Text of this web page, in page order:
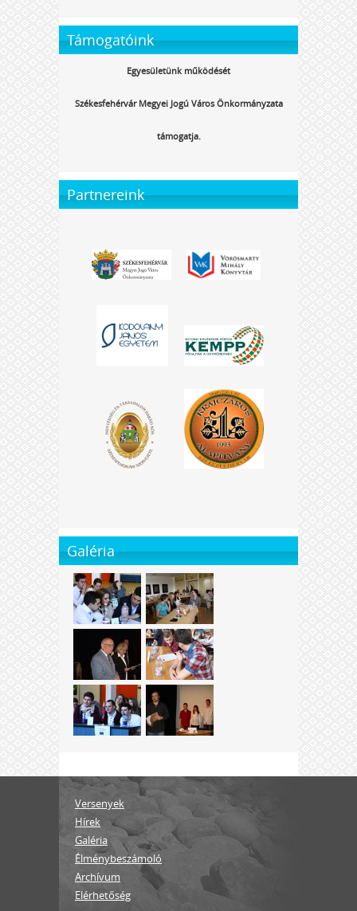
Támogatóink
Egyesületünk működését
Székesfehérvár Megyei Jogú Város Önkormányzata
támogatja.
Partnereink
Galéria
Versenyek
Hírek
Galéria
Élménybeszámoló
Archívum
Elérhetőség